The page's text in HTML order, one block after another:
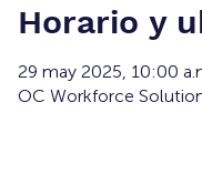
Horario y
29 may 2025, 10:00
OC Workforce